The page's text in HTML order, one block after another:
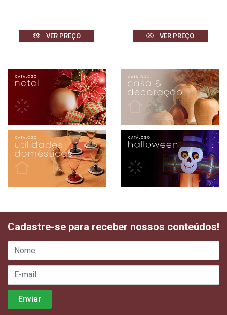
VER PREÇO VER PREÇO
Cadastre-se para receber nossos conteúdos!